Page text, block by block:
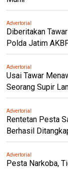
Advertorial
Diberitakan
Polda Jatim
Advertorial
Usai Tawar
Seorang Supir
Advertorial
Rentetan Pesta
Berhasil
Advertorial
Pesta Narkoba,